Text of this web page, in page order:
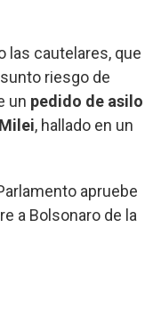
las cautelares, que
riesgo de
un pedido de asilo
, hallado en un
apruebe
a Bolsonaro de la